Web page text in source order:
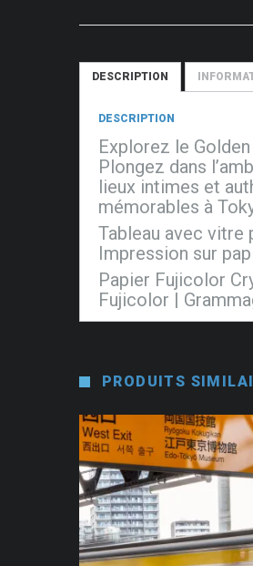
DESCRIPTION
DESCRIPTION
Explorez le
Plongez dans
lieux intimes et
mémorables à
Tableau avec vitre
Impression sur
Papier Fujicolor
Fujicolor |
PRODUITS